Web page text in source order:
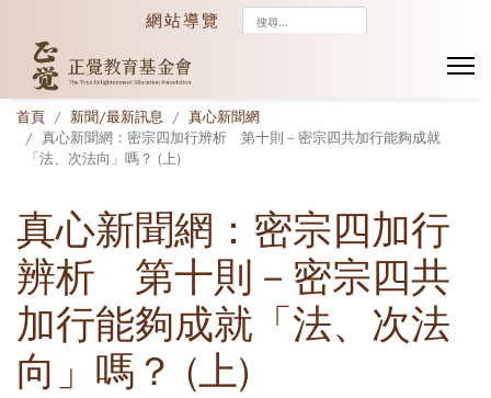
網站導覽
首頁 新聞/最新訊息
真心新聞網
真心新聞網：密宗四加行辨析 第十則－密宗四共加行能夠成就
「法、次法向」嗎？ (上)
真心新聞網：密宗四加行
辨析 第十則－密宗四共
加行能夠成就「法、次法
向」嗎？ (上)